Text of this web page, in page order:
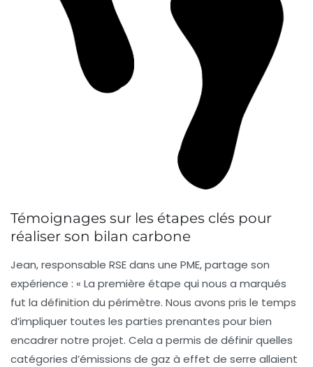
Témoignages sur les étapes clés pour
réaliser son bilan carbone
Jean, responsable RSE dans une PME, partage son
expérience : « La première étape qui nous a marqués
fut la définition du périmètre. Nous avons pris le temps
d’impliquer toutes les parties prenantes pour bien
encadrer notre projet. Cela a permis de définir quelles
catégories d’émissions de gaz à effet de serre allaient